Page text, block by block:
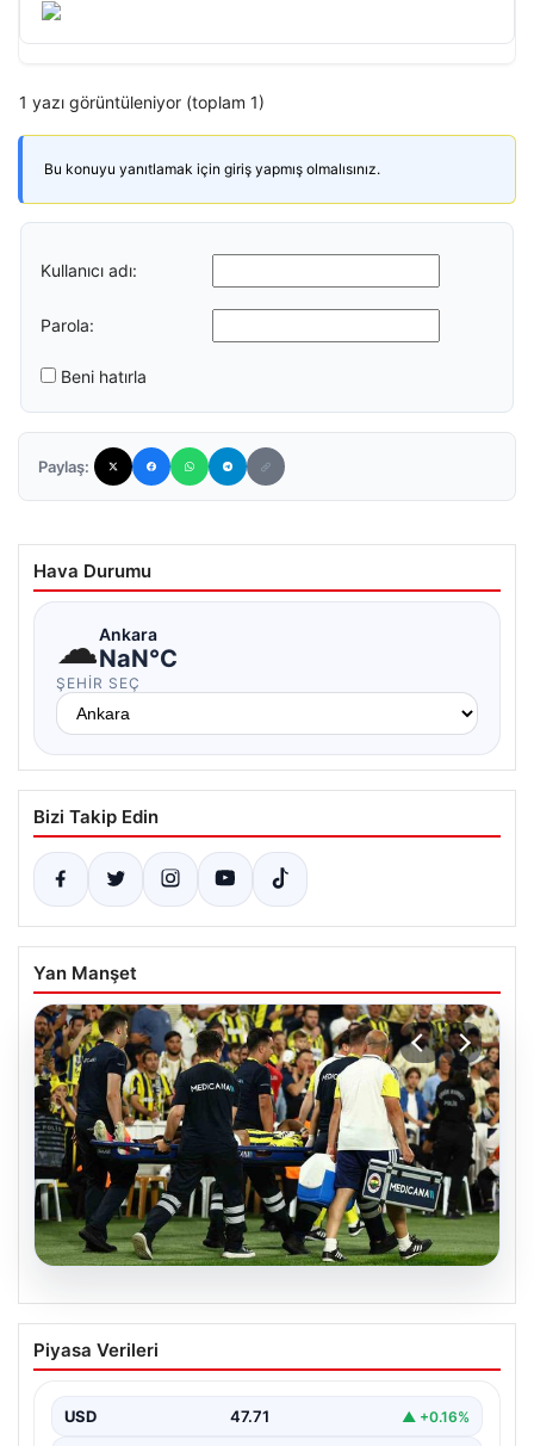
1 yazı görüntüleniyor (toplam 1)
Bu konuyu yanıtlamak için giriş yapmış olmalısınız.
Kullanıcı adı:
Parola:
Beni hatırla
Paylaş:
Hava Durumu
☁Ankara
NaN°C
ŞEHIR SEÇ
Bizi Takip Edin
Yan Manşet
05.08.2026
Fenerbahçe’de Sturm Graz Maçında
Oosterwolde’den Üzücü Haber!
gerçekleşen heyecan dolu mücadelede Fenerbahçe'nin
Sturm Graz…
Piyasa Verileri
USD 47.71 ▲ +0.16%